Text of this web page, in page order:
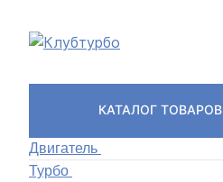
КАТАЛОГ ТОВАРОВ
Двигатель
Турбо